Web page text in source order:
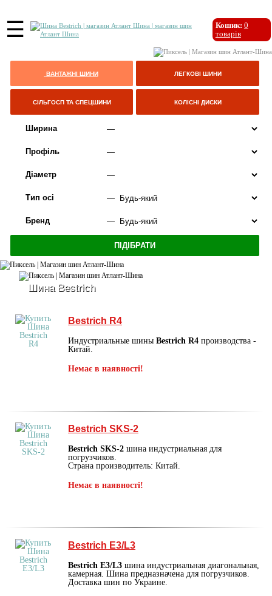
☰ Кошик: 0
товарів
ВАНТАЖНІ ШИНИ ЛЕГКОВІ ШИНИ
СІЛЬГОСП ТА СПЕЦШИНИ КОЛІСНІ ДИСКИ
Ширина
Профіль
Діаметр
Тип осі
Бренд
Шина Bestrich
Bestrich R4
Индустриальные шины Bestrich R4 производства -
Китай.
Немає в наявності!
Bestrich SKS-2
Bestrich SKS-2 шина индустриальная для
погрузчиков.
Страна производитель: Китай.
Немає в наявності!
Bestrich E3/L3
Bestrich E3/L3 шина индустриальная диагональная,
камерная. Шина предназначена для погрузчиков.
Доставка шин по Украине.